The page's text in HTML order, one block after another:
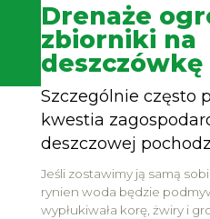
Drenaże
zbiorniki na
deszczówkę
Szczególnie często
kwestia
deszczowej
Jeśli zostawimy ją samą
rynien woda będzie
wypłukiwała korę, żwiry i